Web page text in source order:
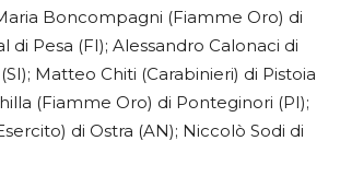
Boncompagni (Fiamme Oro) di
di Pesa (FI); Alessandro Calonaci di
Matteo Chiti (Carabinieri) di Pistoia
(Fiamme Oro) di Ponteginori (PI);
di Ostra (AN); Niccolò Sodi di